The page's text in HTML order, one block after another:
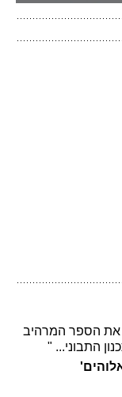
את הספר המרהיב
התבוני... "